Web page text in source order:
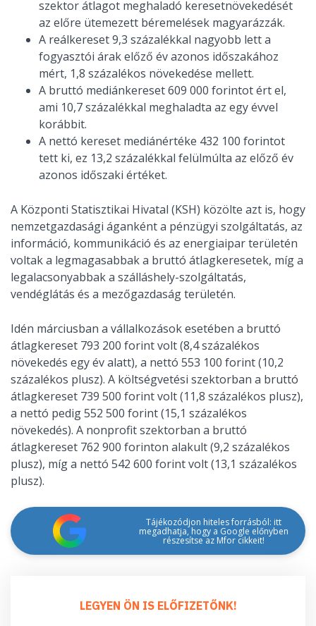
szektor átlagot meghaladó keresetnövekedését
az előre ütemezett béremelések magyarázzák.
A reálkereset 9,3 százalékkal nagyobb lett a
fogyasztói árak előző év azonos időszakához
mért, 1,8 százalékos növekedése mellett.
A bruttó mediánkereset 609 000 forintot ért el,
ami 10,7 százalékkal meghaladta az egy évvel
korábbit.
A nettó kereset mediánértéke 432 100 forintot
tett ki, ez 13,2 százalékkal felülmúlta az előző év
azonos időszaki értéket.
A Központi Statisztikai Hivatal (KSH) közölte azt is, hogy
nemzetgazdasági áganként a pénzügyi szolgáltatás, az
információ, kommunikáció és az energiaipar területén
voltak a legmagasabbak a bruttó átlagkeresetek, míg a
legalacsonyabbak a szálláshely-szolgáltatás,
vendéglátás és a mezőgazdaság területén.
Idén márciusban a vállalkozások esetében a bruttó
átlagkereset 793 200 forint volt (8,4 százalékos
növekedés egy év alatt), a nettó 553 100 forint (10,2
százalékos plusz). A költségvetési szektorban a bruttó
átlagkereset 739 500 forint volt (11,8 százalékos plusz),
a nettó pedig 552 500 forint (15,1 százalékos
növekedés). A nonprofit szektorban a bruttó
átlagkereset 762 900 forinton alakult (9,2 százalékos
plusz), míg a nettó 542 600 forint volt (13,1 százalékos
plusz).
Tájékozódjon hiteles forrásból: itt
megadhatja, hogy a Google előnyben
részesítse az Mfor cikkeit!
LEGYEN ÖN IS ELŐFIZETŐNK!